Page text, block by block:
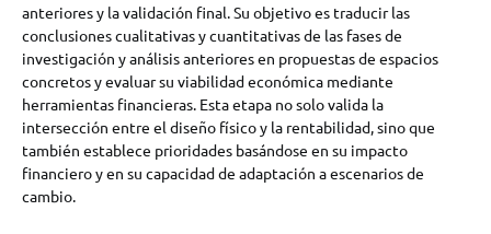
anteriores y la validación final. Su objetivo es traducir las
conclusiones cualitativas y cuantitativas de las fases de
investigación y análisis anteriores en propuestas de espacios
concretos y evaluar su viabilidad económica mediante
herramientas financieras. Esta etapa no solo valida la
intersección entre el diseño físico y la rentabilidad, sino que
también establece prioridades basándose en su impacto
financiero y en su capacidad de adaptación a escenarios de
cambio.